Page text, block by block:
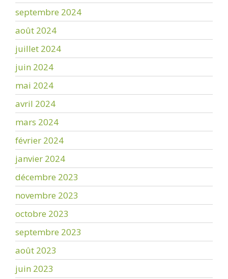
septembre 2024
août 2024
juillet 2024
juin 2024
mai 2024
avril 2024
mars 2024
février 2024
janvier 2024
décembre 2023
novembre 2023
octobre 2023
septembre 2023
août 2023
juin 2023